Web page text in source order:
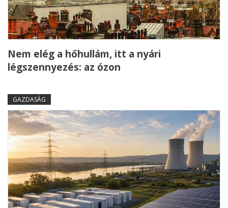
Nem elég a hőhullám, itt a nyári
légszennyezés: az ózon
GAZDASÁG